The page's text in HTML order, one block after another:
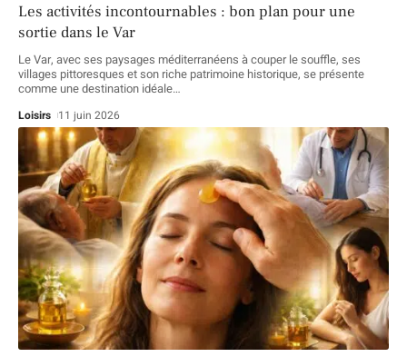
Les activités incontournables : bon plan pour une
sortie dans le Var
Le Var, avec ses paysages méditerranéens à couper le souffle, ses
villages pittoresques et son riche patrimoine historique, se présente
comme une destination idéale…
Loisirs 11 juin 2026